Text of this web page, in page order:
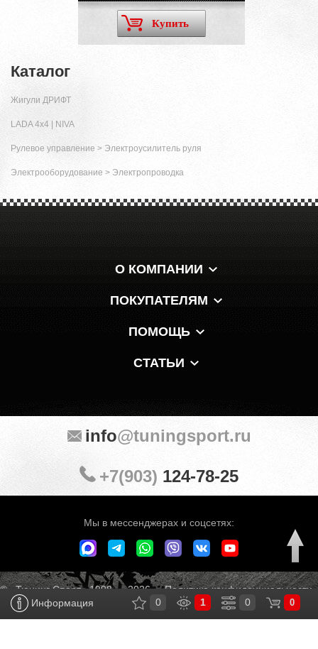
Купить
Каталог
Жигули ДРИФТ
LADA 4x4 | NIVA
Рулевое управление > Электроусилитель руля
Электрооборудование > Электропроводка
О КОМПАНИИ
ПОКУПАТЕЛЯМ
ПОМОЩЬ
СТАТЬИ
Мы в мессенджерах и соцсетях:
info@tuningsport.ru
+7(903) 124-78-25
© «Тюнинг Спорт» 1998 — 2026Политика конфиденциальности
Обработка персональных данных
Информация 0
0
1
0